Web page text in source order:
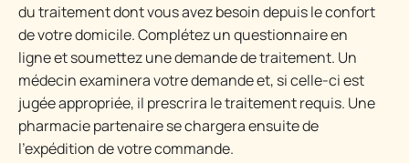
du traitement dont vous avez besoin depuis le confort
de votre domicile. Complétez un questionnaire en
ligne et soumettez une demande de traitement. Un
médecin examinera votre demande et, si celle-ci est
jugée appropriée, il prescrira le traitement requis. Une
pharmacie partenaire se chargera ensuite de
l'expédition de votre commande.